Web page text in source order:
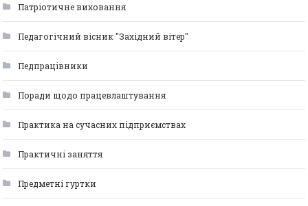
Патріотичне виховання
Педагогічний вісник "Західний вітер"
Педпрацівники
Поради щодо працевлаштування
Практика на сучасних підприємствах
Практичні заняття
Предметні гуртки